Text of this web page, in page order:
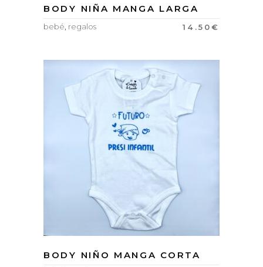
BODY NIÑA MANGA LARGA
14.50€
bebé, regalos
BODY NIÑO MANGA CORTA